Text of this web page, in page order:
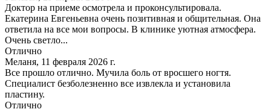
Доктор на приеме осмотрела и проконсультировала.
Екатерина Евгеньевна очень позитивная и общительная. Она
ответила на все мои вопросы. В клинике уютная атмосфера.
Очень светло...
Отлично
Меланя, 11 февраля 2026 г.
Все прошло отлично. Мучила боль от вросшего ногтя.
Специалист безболезненно все извлекла и установила
пластину.
Отлично